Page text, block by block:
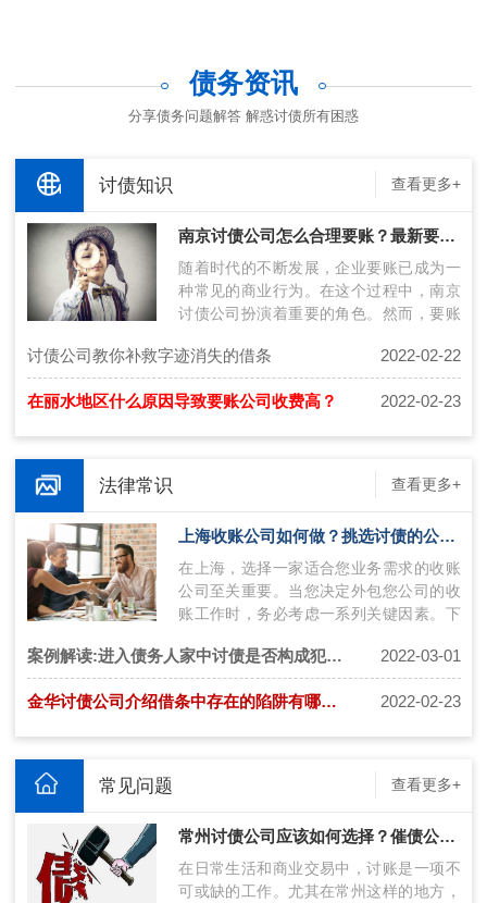
债务资讯
分享债务问题解答 解惑讨债所有困惑
讨债知识 查看更多+
南京讨债公司怎么合理要账？最新要账技术分享！
随着时代的不断发展，企业要账已成为一
种常见的商业行为。在这个过程中，南京
讨债公司扮演着重要的角色。然而，要账
评…
讨债公司教你补救字迹消失的借条 2022-02-22
在丽水地区什么原因导致要账公司收费高？ 2022-02-23
法律常识 查看更多+
上海收账公司如何做？挑选讨债的公司技巧
在上海，选择一家适合您业务需求的收账
公司至关重要。当您决定外包您公司的收
账工作时，务必考虑一系列关键因素。下
挑…
案例解读:进入债务人家中讨债是否构成犯罪呢 2022-03-01
金华讨债公司介绍借条中存在的陷阱有哪些？ 2022-02-23
常见问题 查看更多+
常州讨债公司应该如何选择？催债公司联系方式获得技巧
在日常生活和商业交易中，讨账是一项不
可或缺的工作。尤其在常州这样的地方，